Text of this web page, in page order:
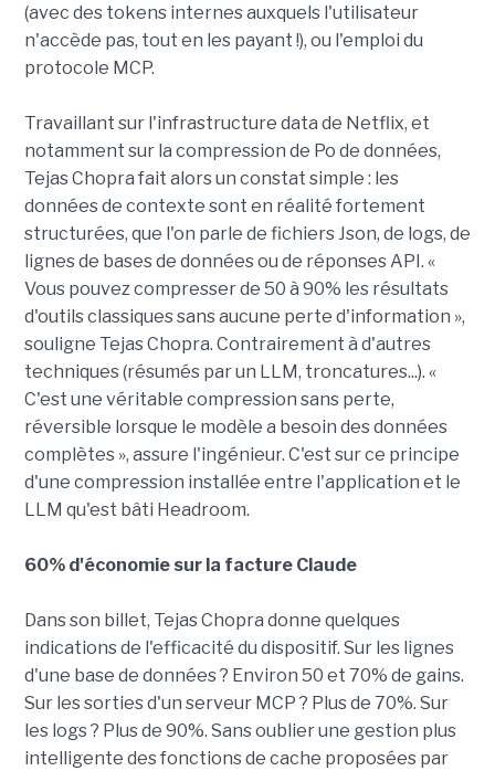
(avec des tokens internes auxquels l'utilisateur
n'accède pas, tout en les payant !), ou l'emploi du
protocole MCP.
Travaillant sur l'infrastructure data de Netflix, et
notamment sur la compression de Po de données,
Tejas Chopra fait alors un constat simple : les
données de contexte sont en réalité fortement
structurées, que l'on parle de fichiers Json, de logs, de
lignes de bases de données ou de réponses API. «
Vous pouvez compresser de 50 à 90% les résultats
d'outils classiques sans aucune perte d'information »,
souligne Tejas Chopra. Contrairement à d'autres
techniques (résumés par un LLM, troncatures...). «
C'est une véritable compression sans perte,
réversible lorsque le modèle a besoin des données
complètes », assure l'ingénieur. C'est sur ce principe
d'une compression installée entre l'application et le
LLM qu'est bâti Headroom.
60% d'économie sur la facture Claude
Dans son billet, Tejas Chopra donne quelques
indications de l'efficacité du dispositif. Sur les lignes
d'une base de données ? Environ 50 et 70% de gains.
Sur les sorties d'un serveur MCP ? Plus de 70%. Sur
les logs ? Plus de 90%. Sans oublier une gestion plus
intelligente des fonctions de cache proposées par